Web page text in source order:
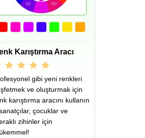
Karıştırma Aracı
gibi yeni renkleri
ve oluşturmak için
karıştırma aracını kullanın
çocuklar ve
zihinler için